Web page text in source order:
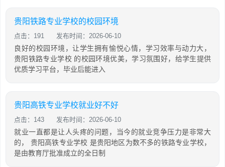
贵阳铁路专业学校的校园环境
点击：191 发布时间：2026-06-10
良好的校园环境，让学生拥有愉悦心情，学习效率与动力大，
贵阳铁路专业学校 的校园环境优美，学习氛围好，给学生提供
优质学习平台，毕业后能进入
贵阳高铁专业学校就业好不好
点击：143 发布时间：2026-06-10
就业一直都是让人头疼的问题，当今的就业竞争压力是非常大
的， 贵阳高铁专业学校 是贵阳地区为数不多的铁路专业学校，
是由教育厅批准成立的全日制